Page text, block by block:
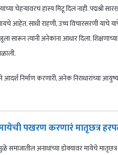
चेहऱ्यावरचं हास्य मिटू दिलं नाही. पद्मश्री
आहेत. साधी राहणी, उच्च विचारसरणी याचे
सारून त्यांनी अनेकांना आधार दिला.
आदर्श निर्माण करणारी, अनेक निराधारांच्या
पखरण करणारं मातृछत्र
समाजातील अनाथांच्या डोक्यावर मायेचे